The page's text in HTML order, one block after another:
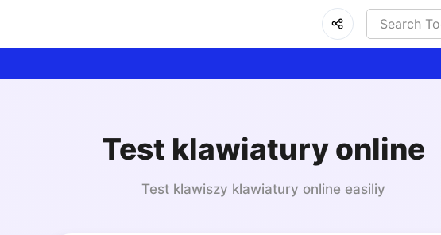
Test klawiatury online
Test klawiszy klawiatury online easiliy